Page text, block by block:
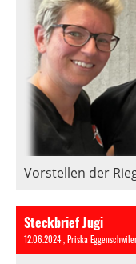
Vorstellen der
Steckbrief Jugi
12.06.2024, Priska